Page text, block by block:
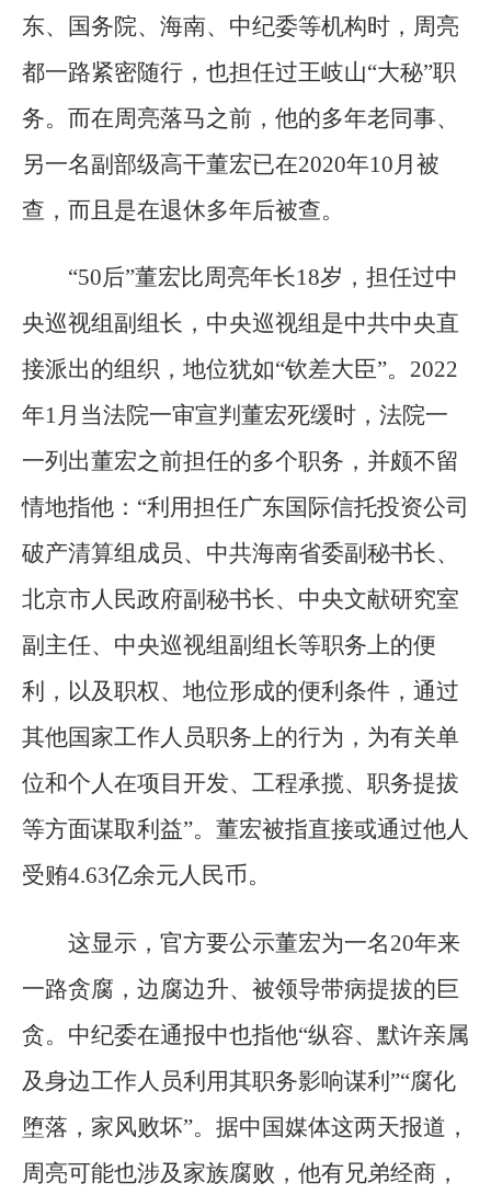
东、国务院、海南、中纪委等机构时，周亮
都一路紧密随行，也担任过王岐山“大秘”职
务。而在周亮落马之前，他的多年老同事、
另一名副部级高干董宏已在2020年10月被
查，而且是在退休多年后被查。
“50后”董宏比周亮年长18岁，担任过中
央巡视组副组长，中央巡视组是中共中央直
接派出的组织，地位犹如“钦差大臣”。2022
年1月当法院一审宣判董宏死缓时，法院一
一列出董宏之前担任的多个职务，并颇不留
情地指他：“利用担任广东国际信托投资公司
破产清算组成员、中共海南省委副秘书长、
北京市人民政府副秘书长、中央文献研究室
副主任、中央巡视组副组长等职务上的便
利，以及职权、地位形成的便利条件，通过
其他国家工作人员职务上的行为，为有关单
位和个人在项目开发、工程承揽、职务提拔
等方面谋取利益”。董宏被指直接或通过他人
受贿4.63亿余元人民币。
这显示，官方要公示董宏为一名20年来
一路贪腐，边腐边升、被领导带病提拔的巨
贪。中纪委在通报中也指他“纵容、默许亲属
及身边工作人员利用其职务影响谋利”“腐化
堕落，家风败坏”。据中国媒体这两天报道，
周亮可能也涉及家族腐败，他有兄弟经商，